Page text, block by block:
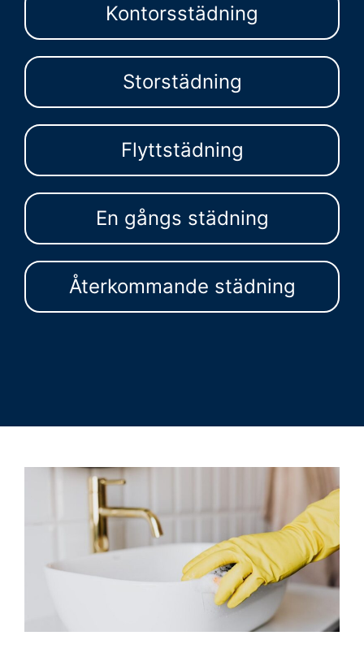
Kontorsstädning
Storstädning
Flyttstädning
En gångs städning
Återkommande städning